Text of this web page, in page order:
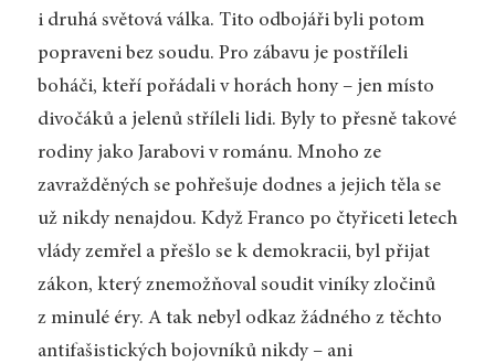
i druhá světová válka. Tito odbojáři byli potom
popraveni bez soudu. Pro zábavu je postříleli
boháči, kteří pořádali v horách hony – jen místo
divočáků a jelenů stříleli lidi. Byly to přesně takové
rodiny jako Jarabovi v románu. Mnoho ze
zavražděných se pohřešuje dodnes a jejich těla se
už nikdy nenajdou. Když Franco po čtyřiceti letech
vlády zemřel a přešlo se k demokracii, byl přijat
zákon, který znemožňoval soudit viníky zločinů
z minulé éry. A tak nebyl odkaz žádného z těchto
antifašistických bojovníků nikdy – ani